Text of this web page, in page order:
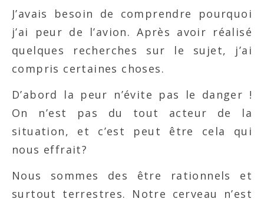
J’avais besoin de comprendre pourquoi
j’ai peur de l’avion. Après avoir réalisé
quelques recherches sur le sujet, j’ai
compris certaines choses.
D’abord la peur n’évite pas le danger !
On n’est pas du tout acteur de la
situation, et c’est peut être cela qui
nous effrait?
Nous sommes des être rationnels et
surtout terrestres. Notre cerveau n’est